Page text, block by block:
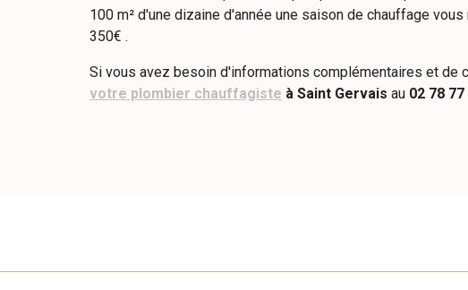
100 m² d'une dizaine d'année une saison de chauffage
350€ .
Si vous avez besoin d'informations complémentaires et de
votre plombier chauffagiste à Saint Gervais au 02 78